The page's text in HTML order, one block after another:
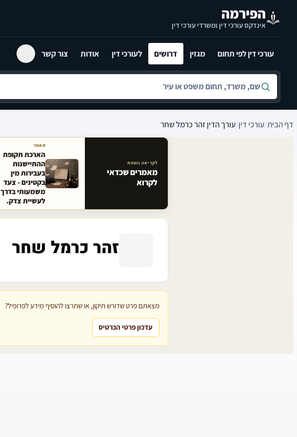
הפירמה
אינדקס עורכי דין ומשרדי עורכי דין
עורכי דין לפי תחום מגזין דרושים לעורכי דין אודות צור קשר
חיפוש לפי שם, משרד, תחום משפט או עיר
דף הבית/עורכי דין/עורך הדין זהר כרמל שחר
מאמרים קשורים באתר
לקריאה נוספת
מאמרים שכדאי
לקרוא
מאמר
הארכת תקופת
ההתיישנות
בעבירות מין
בקטינים - צעד
משמעותי בדרך
לעשיית צדק.
זהר כרמל שחר
מצאתם פרט שדורש תיקון, או שתרצו להוסיף מידע לפרופיל?
עדכון פרטי הכרטיס